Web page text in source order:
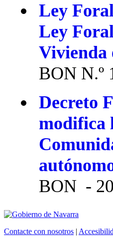
Ley
Ley
Vivienda
BON N.º
Decreto
modifica
BON -
Contacte con nosotros |